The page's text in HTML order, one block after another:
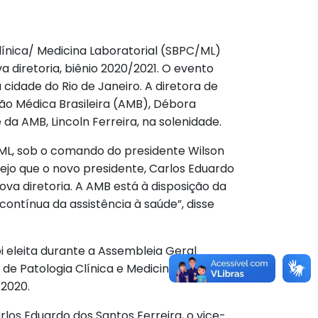
Medicina Laboratorial (SBPC/ML)
diretoria, biênio 2020/2021. O evento
do Rio de Janeiro. A diretora de
Médica Brasileira (AMB), Débora
AMB, Lincoln Ferreira, na solenidade.
sob o comando do presidente Wilson
que o novo presidente, Carlos Eduardo
diretoria. A AMB está à disposição da
da assistência à saúde”, disse
durante a Assembleia Geral
Patologia Clínica e Medicina